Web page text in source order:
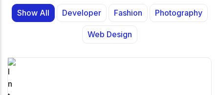
Show All Developer Fashion Photography
Web Design